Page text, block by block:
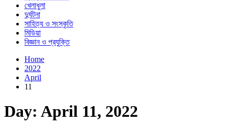
খেলাধুলা
দুর্ঘটনা
সাহিত্য ও সংস্কৃতি
মিডিয়া
বিজ্ঞান ও প্রযুক্তি
Home
2022
April
11
Day: April 11, 2022